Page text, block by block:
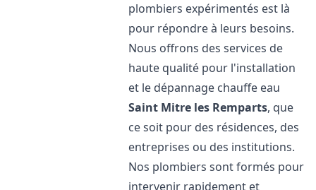
plombiers expérimentés est là
pour répondre à leurs besoins.
Nous offrons des services de
haute qualité pour l'installation
et le dépannage chauffe eau
Saint Mitre les Remparts, que
ce soit pour des résidences, des
entreprises ou des institutions.
Nos plombiers sont formés pour
intervenir rapidement et